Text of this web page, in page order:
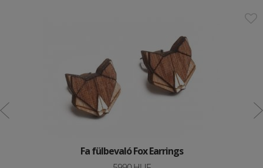
Fa fülbevaló Fox Earrings